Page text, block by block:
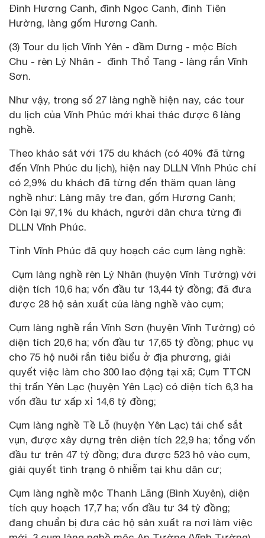
Đình Hương Canh, đình Ngọc Canh, đình Tiên
Hường, làng gốm Hương Canh.
(3) Tour du lịch Vĩnh Yên - đầm Dưng - mộc Bích
Chu - rèn Lý Nhân - đình Thổ Tang - làng rắn Vĩnh
Sơn.
Như vậy, trong số 27 làng nghề hiện nay, các tour
du lịch của Vĩnh Phúc mới khai thác được 6 làng
nghề.
Theo khảo sát với 175 du khách (có 40% đã từng
đến Vĩnh Phúc du lịch), hiện nay DLLN Vĩnh Phúc chỉ
có 2,9% du khách đã từng đến thăm quan làng
nghề như: Làng mây tre đan, gốm Hương Canh;
Còn lại 97,1% du khách, người dân chưa từng đi
DLLN Vĩnh Phúc.
Tỉnh Vĩnh Phúc đã quy hoạch các cụm làng nghề:
Cụm làng nghề rèn Lý Nhân (huyện Vĩnh Tường) với
diện tích 10,6 ha; vốn đầu tư 13,44 tỷ đồng; đã đưa
được 28 hộ sản xuất của làng nghề vào cụm;
Cụm làng nghề rắn Vĩnh Sơn (huyện Vĩnh Tường) có
diện tích 20,6 ha; vốn đầu tư 17,65 tỷ đồng; phục vụ
cho 75 hộ nuôi rắn tiêu biểu ở địa phương, giải
quyết việc làm cho 300 lao động tại xã; Cụm TTCN
thị trấn Yên Lạc (huyện Yên Lạc) có diện tích 6,3 ha
vốn đầu tư xấp xỉ 14,6 tỷ đồng;
Cụm làng nghề Tề Lỗ (huyện Yên Lạc) tái chế sắt
vụn, được xây dựng trên diện tích 22,9 ha; tổng vốn
đầu tư trên 47 tỷ đồng; đưa được 523 hộ vào cụm,
giải quyết tình trạng ô nhiễm tại khu dân cư;
Cụm làng nghề mộc Thanh Lãng (Bình Xuyên), diện
tích quy hoạch 17,7 ha; vốn đầu tư 34 tỷ đồng;
đang chuẩn bị đưa các hộ sản xuất ra nơi làm việc